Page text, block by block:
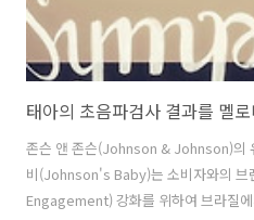
존슨 앤 존슨(Johnson & Johnson)의
비(Johnson's Baby)는 소비자와의 브
Engagement) 강화를 위하여 브라질